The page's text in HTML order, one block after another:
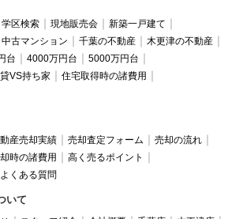
学区検索 現地販売会
新築一戸建て
中古マンション 千葉の不動産
木更津の不動産
台 4000万円台
5000万円台
VS持ち家
住宅取得時の諸費用
産売却実績 売却査定フォーム
売却の流れ
時の諸費用
高く売るポイント
よくある質問
いて